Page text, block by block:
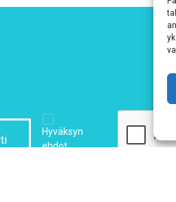
Hyväksyn
ehdot